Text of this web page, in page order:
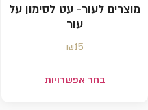
מוצרים לעור- עט לסימון על
עור
₪15
בחר אפשרויות